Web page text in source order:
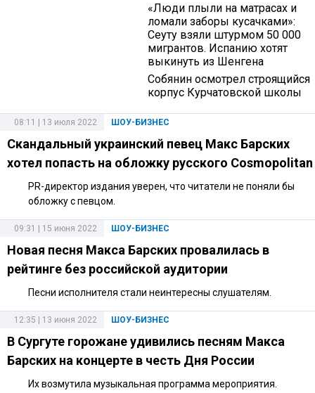
«Люди плыли на матрасах и
ломали заборы кусачками»:
Сеуту взяли штурмом 50 000
мигрантов. Испанию хотят
выкинуть из Шенгена
Собянин осмотрел строящийся
корпус Курчатовской школы
ШОУ-БИЗНЕС
08:11 | 13 июля 2022
Скандальный украинский певец Макс Барских
хотел попасть на обложку русского Cosmopolitan
PR-директор издания уверен, что читатели не поняли бы
обложку с певцом.
ШОУ-БИЗНЕС
09:31 | 15 июня 2022
Новая песня Макса Барских провалилась в
рейтинге без российской аудитории
Песни исполнителя стали неинтересны слушателям.
ШОУ-БИЗНЕС
12:35 | 13 июня 2022
В Сургуте горожане удивились песням Макса
Барских на концерте в честь Дня России
Их возмутила музыкальная программа мероприятия.